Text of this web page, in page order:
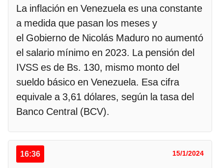
La inflación en Venezuela es una constante
a medida que pasan los meses y
el Gobierno de Nicolás Maduro no aumentó
el salario mínimo en 2023. La pensión del
IVSS es de Bs. 130, mismo monto del
sueldo básico en Venezuela. Esa cifra
equivale a 3,61 dólares, según la tasa del
Banco Central (BCV).
16:36 15/1/2024